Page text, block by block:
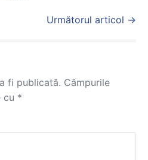
Următorul articol →
fi publicată. Câmpurile
cu *